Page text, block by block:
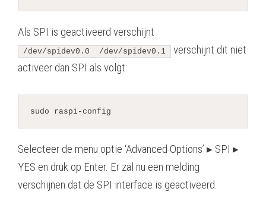
Als SPI is geactiveerd verschijnt
/dev/spidev0.0  /dev/spidev0.1
verschijnt dit niet
activeer dan SPI als volgt:
sudo raspi-config
Selecteer de menu optie ‘Advanced Options’ ▸ SPI ▸
YES en druk op Enter. Er zal nu een melding
verschijnen dat de SPI interface is geactiveerd.